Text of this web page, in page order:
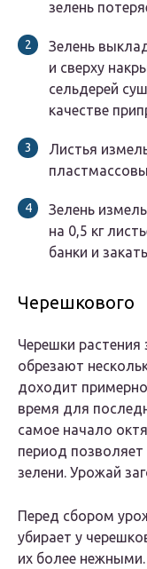
зелень
Зелень
и сверху
сельдерей
качестве
Листья
Зелень
на 0,5 кг
банки и
Черешкового
Черешки растения
обрезают
доходит
время для
самое начало
период
зелени. Урожай
Перед сбором
убирает у
их более